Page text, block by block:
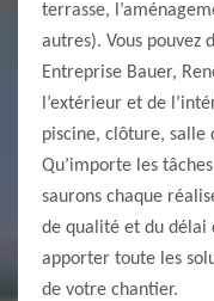
terrasse,
autres). Vous pouvez
Entreprise Bauer,
l’extérieur et de
piscine, clôture, salle
Qu’importe les
saurons chaque
de qualité et du délai
apporter toute les
de votre chantier.